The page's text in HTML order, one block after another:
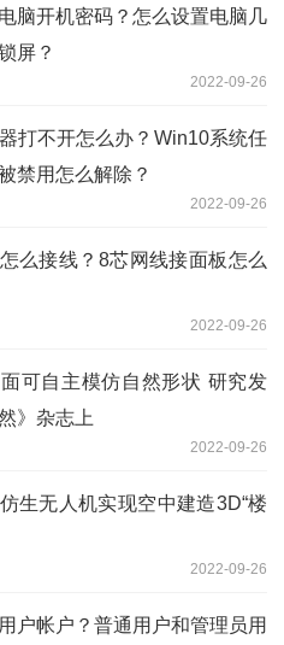
脑开机密码？怎么设置电脑几
屏？
2022-09-26
打不开怎么办？Win10系统任
禁用怎么解除？
2022-09-26
么接线？8芯网线接面板怎么
2022-09-26
可自主模仿自然形状 研究发
》杂志上
2022-09-26
生无人机实现空中建造3D“楼
2022-09-26
户帐户？普通用户和管理员用